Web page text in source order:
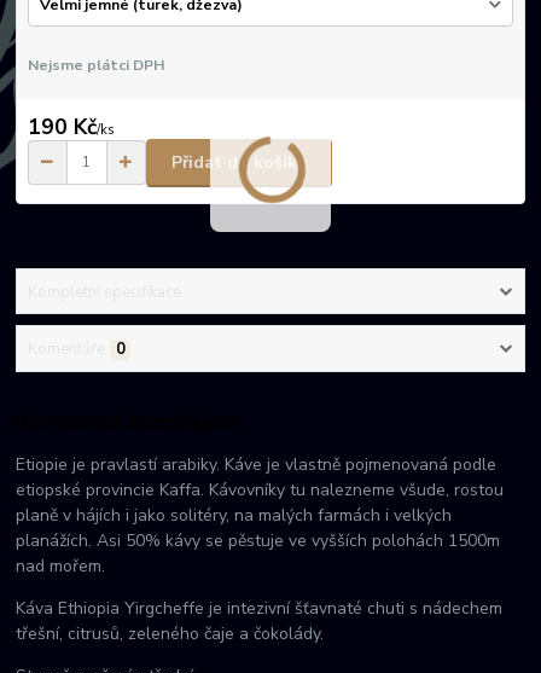
Nejsme plátci DPH
190 Kč/ks
Přidat do košíku
0
Etiopie je pravlastí arabiky. Káve je vlastně pojmenovaná podle
etiopské provincie Kaffa. Kávovníky tu nalezneme všude, rostou
planě v hájích i jako solitéry, na malých farmách i velkých
planážích. Asi 50% kávy se pěstuje ve vyšších polohách 1500m
nad mořem.
Káva Ethiopia Yirgcheffe je intezivní šťavnaté chuti s nádechem
třešní, citrusů, zeleného čaje a čokolády.